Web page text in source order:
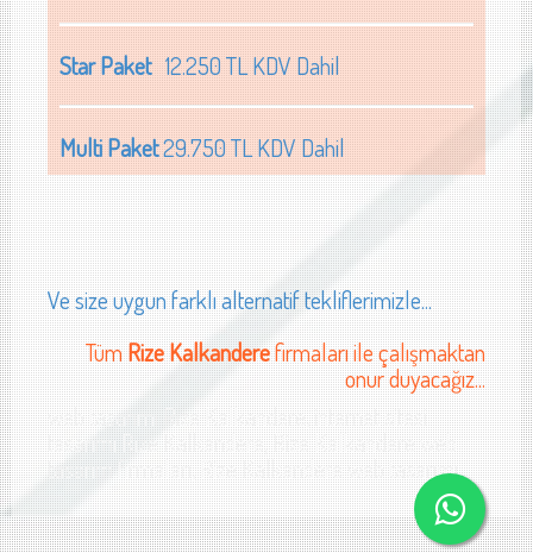
Star Paket12.250 TL KDV Dahil
Multi Paket29.750 TL KDV Dahil
Ve size uygun farklı alternatif tekliflerimizle...
TümRize Kalkanderefirmaları ile çalışmaktan
onur duyacağız...
web tasarımı Rize Kalkandere, internet sitesi
tasarımı Rize Kalkandere, Rize Kalkandere web
tasarım firmaları, Rize Kalkandere web tasarımı
web sitesi tasarımı Rize teknik servis web sitesi